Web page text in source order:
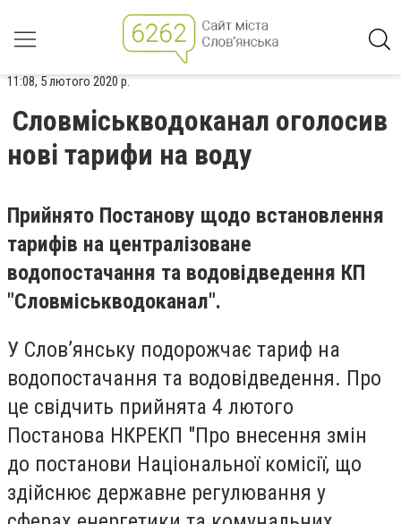
11:08, 5 лютого 2020 р.
Словміськводоканал оголосив
нові тарифи на воду
Прийнято Постанову щодо встановлення
тарифів на централізоване
водопостачання та водовідведення КП
"Словміськводоканал".
У Слов’янську подорожчає тариф на
водопостачання та водовідведення. Про
це свідчить прийнята 4 лютого
Постанова НКРЕКП "Про внесення змін
до постанови Національної комісії, що
здійснює державне регулювання у